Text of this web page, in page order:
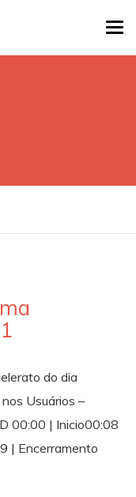
do dia
Usuários –
00:00 | Inicio00:08
| Encerramento